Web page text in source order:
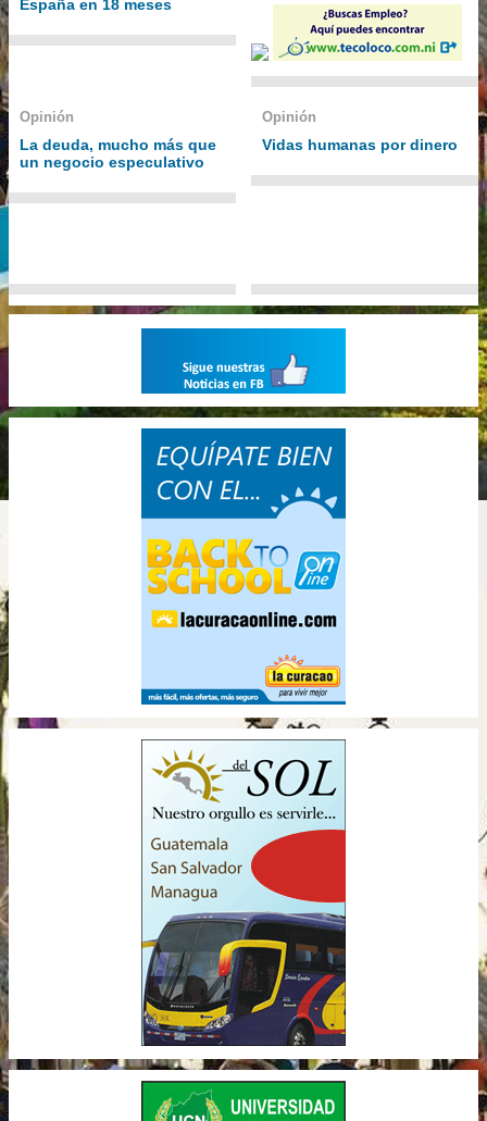
España en 18 meses
Opinión
La deuda, mucho más que
un negocio especulativo
Opinión
Vidas humanas por dinero